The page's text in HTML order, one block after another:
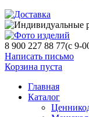
8 900 227 88 77(с 9-
Написать письмо
Корзина пуста
Главная
Каталог